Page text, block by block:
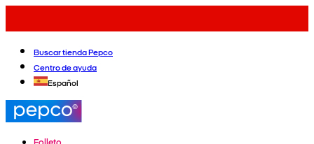
Buscar tienda Pepco
Centro de ayuda
Español
Folleto